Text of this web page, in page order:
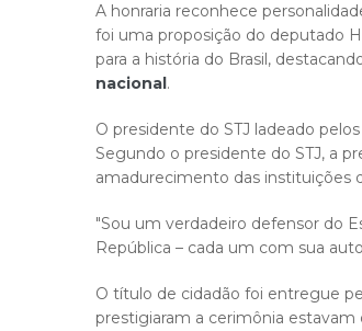
A honraria reconhece
foi uma proposição do deputado
para a história do Brasil,
nacional.
O presidente do STJ ladeado
Segundo o presidente do STJ, a
amadurecimento das instituições
"Sou um verdadeiro defensor do
República – cada um com sua
O título de cidadão foi entregue
prestigiaram a cerimônia